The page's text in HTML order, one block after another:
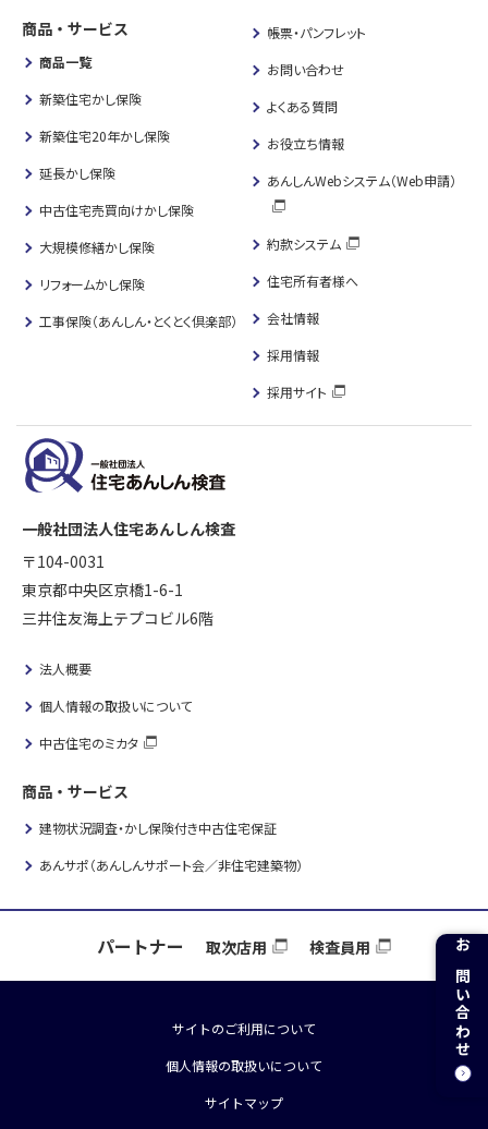
商品・サービス
商品一覧
新築住宅かし保険
新築住宅20年かし保険
延長かし保険
中古住宅売買向けかし保険
大規模修繕かし保険
リフォームかし保険
工事保険（あんしん・とくとく倶楽部）
帳票・パンフレット
お問い合わせ
よくある質問
お役立ち情報
あんしんWebシステム（Web申請）
約款システム
住宅所有者様へ
会社情報
採用情報
採用サイト
一般社団法人住宅あんしん検査
〒104-0031
東京都中央区京橋1-6-1
三井住友海上テプコビル6階
法人概要
個人情報の取扱いについて
中古住宅のミカタ
商品・サービス
建物状況調査・かし保険付き中古住宅保証
あんサポ（あんしんサポート会／非住宅建築物）
パートナー 取次店用 検査員用
サイトのご利用について
個人情報の取扱いについて
サイトマップ
お問い合わせ